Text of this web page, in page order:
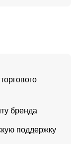
бренда
поддержку